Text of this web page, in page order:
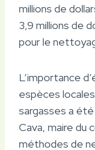
millions de
3,9 millions de
pour le
L’importance
espèces
sargasses a
Cava, maire du
méthodes de